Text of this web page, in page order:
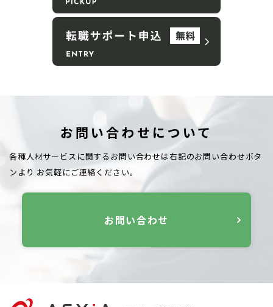
お問い合わせについて
各種人材サービスに関するお問い合わせは右記のお問い合わせボタ
ンより お気軽にご連絡ください。
お問い合わせ